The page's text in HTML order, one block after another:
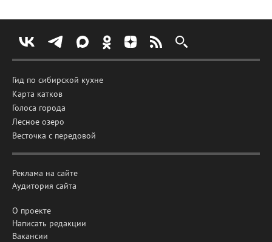
Гид по сибирской кухне
Карта катков
Голоса города
Лесное озеро
Весточка с передовой
Реклама на сайте
Аудитория сайта
О проекте
Написать редакции
Вакансии